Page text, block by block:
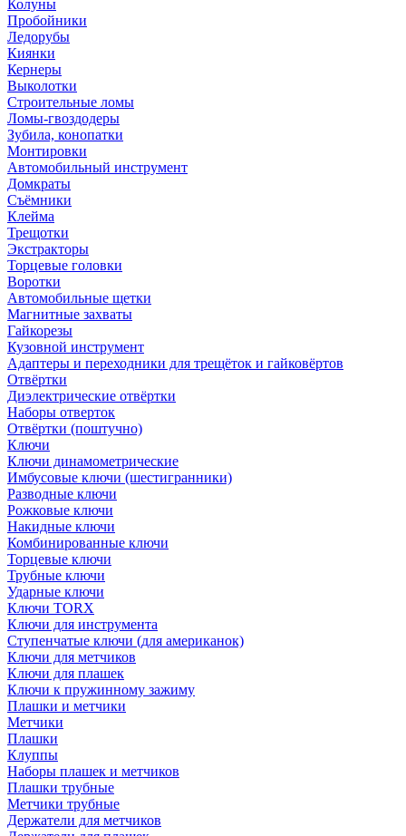
Колуны
Пробойники
Ледорубы
Киянки
Кернеры
Выколотки
Строительные ломы
Ломы-гвоздодеры
Зубила, конопатки
Монтировки
Автомобильный инструмент
Домкраты
Съёмники
Клейма
Трещотки
Экстракторы
Торцевые головки
Воротки
Автомобильные щетки
Магнитные захваты
Гайкорезы
Кузовной инструмент
Адаптеры и переходники для трещёток и гайковёртов
Отвёртки
Диэлектрические отвёртки
Наборы отверток
Отвёртки (поштучно)
Ключи
Ключи динамометрические
Имбусовые ключи (шестигранники)
Разводные ключи
Рожковые ключи
Накидные ключи
Комбинированные ключи
Торцевые ключи
Трубные ключи
Ударные ключи
Ключи TORX
Ключи для инструмента
Ступенчатые ключи (для американок)
Ключи для метчиков
Ключи для плашек
Ключи к пружинному зажиму
Плашки и метчики
Метчики
Плашки
Клуппы
Наборы плашек и метчиков
Плашки трубные
Метчики трубные
Держатели для метчиков